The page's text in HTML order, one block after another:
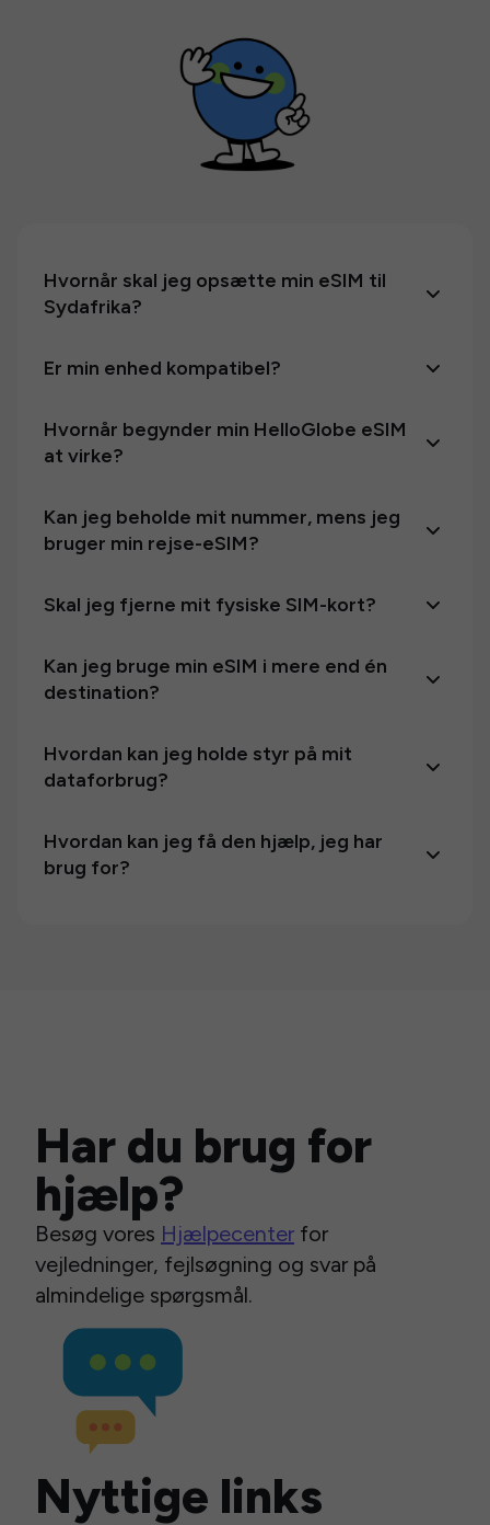
Hvornår skal jeg opsætte min eSIM til
Sydafrika?
Er min enhed kompatibel?
Hvornår begynder min HelloGlobe eSIM
at virke?
Kan jeg beholde mit nummer, mens jeg
bruger min rejse-eSIM?
Skal jeg fjerne mit fysiske SIM-kort?
Kan jeg bruge min eSIM i mere end én
destination?
Hvordan kan jeg holde styr på mit
dataforbrug?
Hvordan kan jeg få den hjælp, jeg har
brug for?
Har du brug for
hjælp?
Besøg vores Hjælpecenter for
vejledninger, fejlsøgning og svar på
almindelige spørgsmål.
Nyttige links